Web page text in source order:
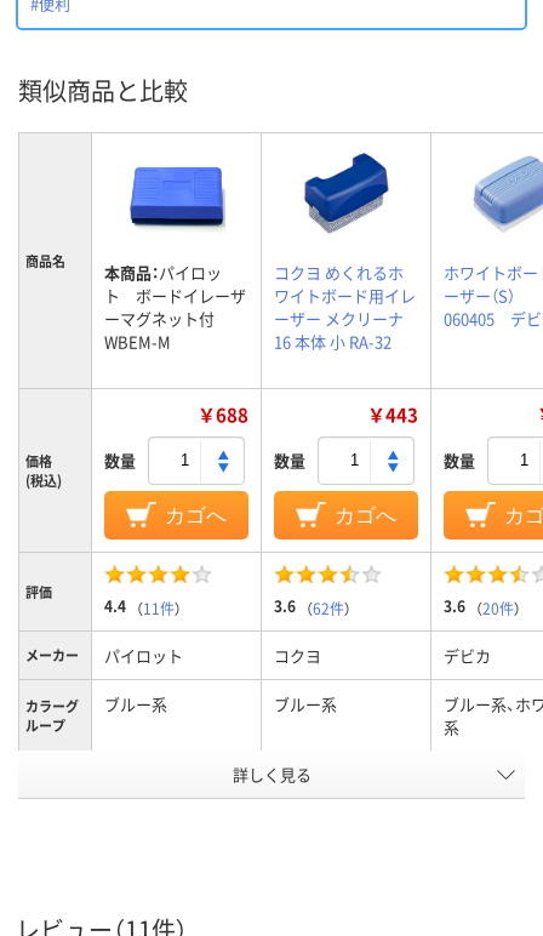
類似商品と比較
商品名 本商品：パイロッ
ト ボードイレーザ
ーマグネット付
WBEM-M
コクヨ めくれるホ
ワイトボード用イレ
ーザー メクリーナ
16 本体 小 RA-32
ホワイトボ
ーザー（S）
060405 デ
価格
(税込)
￥688
数量
カゴへ
￥443
数量
カゴへ
数量
カ
評価
4.4 （11件） 3.6 （62件） 3.6 （20件）
メーカー パイロット コクヨ デビカ
カラーグ
ループ
ブルー系 ブルー系
ブルー系、ホ
系
60
詳しく見る